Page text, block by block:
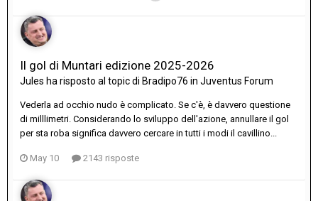
Il gol di Muntari edizione 2025-2026
Jules ha risposto al topic di Bradipo76 in Juventus Forum
Vederla ad occhio nudo è complicato. Se c'è, è davvero questione
di milllimetri. Considerando lo sviluppo dell'azione, annullare il gol
per sta roba significa davvero cercare in tutti i modi il cavillino...
May 10 2143 risposte